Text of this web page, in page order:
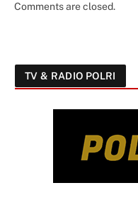
Comments are closed.
TV & RADIO POLRI